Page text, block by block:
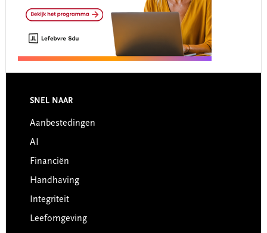
Footer
SNEL NAAR
Aanbestedingen
AI
Financiën
Handhaving
Integriteit
Leefomgeving